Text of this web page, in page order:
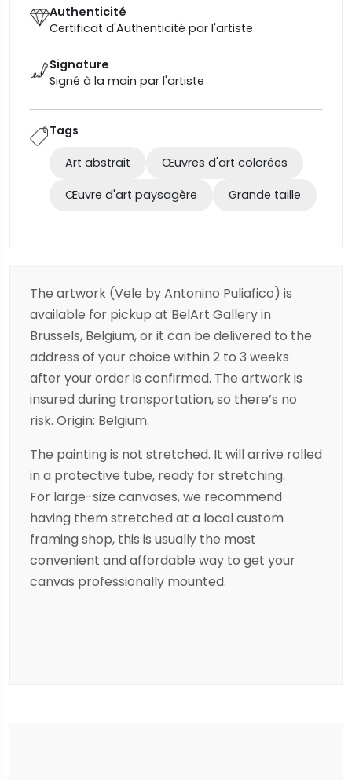
Authenticité
Certificat d'Authenticité par l'artiste
Signature
Signé à la main par l'artiste
Tags
Art abstrait Œuvres d'art colorées
Œuvre d'art paysagère Grande taille
The artwork (Vele by Antonino Puliafico) is
available for pickup at BelArt Gallery in
Brussels, Belgium, or it can be delivered to the
address of your choice within 2 to 3 weeks
after your order is confirmed. The artwork is
insured during transportation, so there’s no
risk. Origin: Belgium.
The painting is not stretched. It will arrive rolled
in a protective tube, ready for stretching.
For large-size canvases, we recommend
having them stretched at a local custom
framing shop, this is usually the most
convenient and affordable way to get your
canvas professionally mounted.